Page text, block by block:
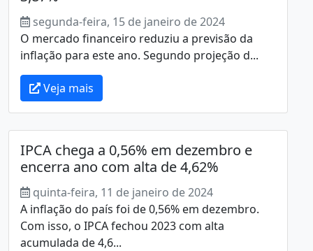
segunda-feira, 15 de janeiro de 2024
O mercado financeiro reduziu a previsão da
inflação para este ano. Segundo projeção d...
Veja mais
IPCA chega a 0,56% em dezembro e
encerra ano com alta de 4,62%
quinta-feira, 11 de janeiro de 2024
A inflação do país foi de 0,56% em dezembro.
Com isso, o IPCA fechou 2023 com alta
acumulada de 4,6...